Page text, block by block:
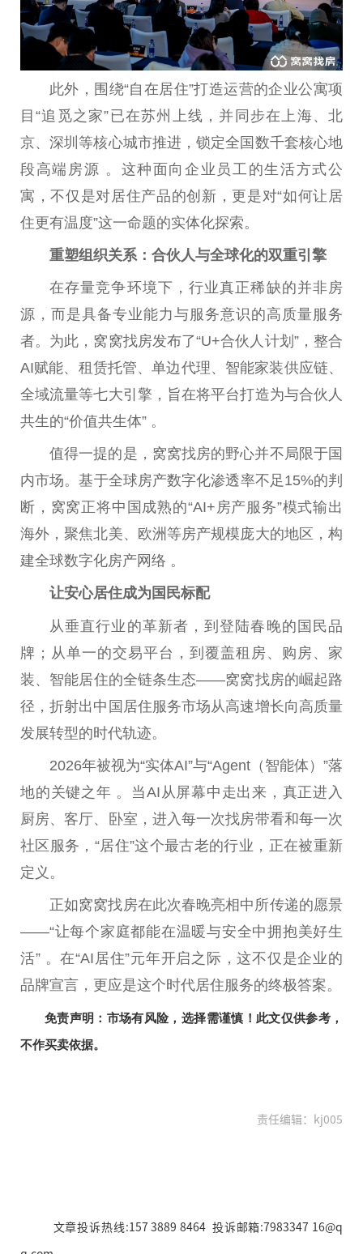
此外，围绕“自在居住”打造运营的企业公寓项
目“追觅之家”已在苏州上线，并同步在上海、北
京、深圳等核心城市推进，锁定全国数千套核心地
段高端房源 。这种面向企业员工的生活方式公
寓，不仅是对居住产品的创新，更是对“如何让居
住更有温度”这一命题的实体化探索。
重塑组织关系：合伙人与全球化的双重引擎
在存量竞争环境下，行业真正稀缺的并非房
源，而是具备专业能力与服务意识的高质量服务
者。为此，窝窝找房发布了“U+合伙人计划”，整合
AI赋能、租赁托管、单边代理、智能家装供应链、
全域流量等七大引擎，旨在将平台打造为与合伙人
共生的“价值共生体” 。
值得一提的是，窝窝找房的野心并不局限于国
内市场。基于全球房产数字化渗透率不足15%的判
断，窝窝正将中国成熟的“AI+房产服务”模式输出
海外，聚焦北美、欧洲等房产规模庞大的地区，构
建全球数字化房产网络 。
让安心居住成为国民标配
从垂直行业的革新者，到登陆春晚的国民品
牌；从单一的交易平台，到覆盖租房、购房、家
装、智能居住的全链条生态——窝窝找房的崛起路
径，折射出中国居住服务市场从高速增长向高质量
发展转型的时代轨迹。
2026年被视为“实体AI”与“Agent（智能体）”落
地的关键之年 。当AI从屏幕中走出来，真正进入
厨房、客厅、卧室，进入每一次找房带看和每一次
社区服务，“居住”这个最古老的行业，正在被重新
定义。
正如窝窝找房在此次春晚亮相中所传递的愿景
——“让每个家庭都能在温暖与安全中拥抱美好生
活” 。在“AI居住”元年开启之际，这不仅是企业的
品牌宣言，更应是这个时代居住服务的终极答案。
免责声明：市场有风险，选择需谨慎！此文仅供参考，
不作买卖依据。
责任编辑：kj005
文章投诉热线:157 3889 8464 投诉邮箱:7983347 16@q